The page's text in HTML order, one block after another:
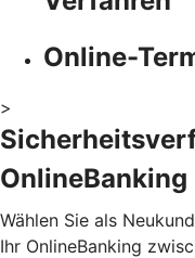
Online-
>
OnlineBanking
Wählen Sie als
Ihr OnlineBanking